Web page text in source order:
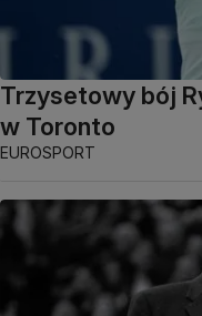
Trzysetowy bój
w Toronto
EUROSPORT